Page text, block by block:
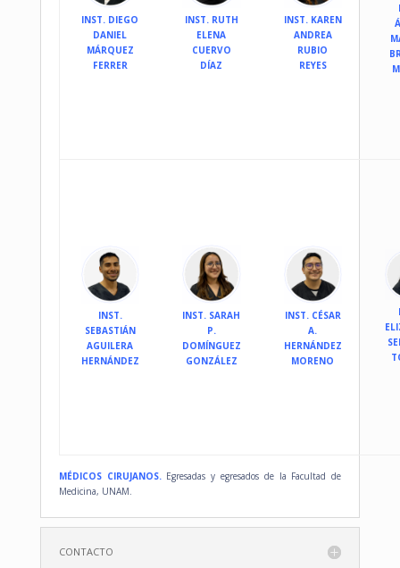
INST. DIEGO
DANIEL
MÁRQUEZ
FERRER
INST. RUTH
ELENA
CUERVO
DÍAZ
INST. KAREN
ANDREA
RUBIO
REYES
INST.
SEBASTIÁN
AGUILERA
HERNÁNDEZ
INST. SARAH
P.
DOMÍNGUEZ
GONZÁLEZ
INST. CÉSAR
A.
HERNÁNDEZ
MORENO
MÉDICOS CIRUJANOS. Egresadas y egresados de la Facultad de
Medicina, UNAM.
CONTACTO